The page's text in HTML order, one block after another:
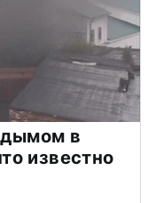
в
известно